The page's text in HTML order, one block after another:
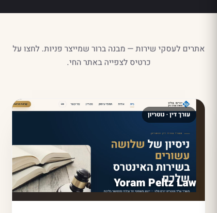
אתרים לעסקי שירות — מבנה ברור שמייצר פניות. לחצו על
כרטיס לצפייה באתר החי.
עורך דין · נוטריון
Yoram Peltz Law